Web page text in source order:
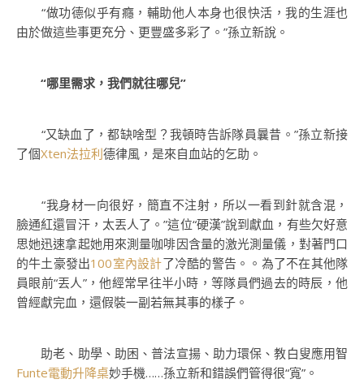
“做功德似乎有癮，輔助他人本身也很快活，我的生涯也
由於做這些事更充分、更豐盛多彩了。”孫立新說。
“哪里需求，我們就往哪兒”
“又缺血了，都缺啥型？我頓時告訴隊員曩昔。”孫立新接
了個Xten法拉利德律風，是來自血站的乞助。
“我身材一向很好，簡直不注射，所以一看到針就含混，
臉通紅還冒汗，太丟人了。”這位“硬漢”說到獻血，有些欠好意
思她迅速拿起她用來測量咖啡因含量的激光測量儀，對著門口
的牛土豪發出100室內設計了冷酷的警告。。為了不在其他隊
員眼前“丟人”，他經常早往半小時，等隊員們過去的時辰，他
曾經獻完血，還假裝一副若無其事的樣子。
助老、助學、助困、普法宣揚、助力環保、教白叟應用智
Funte電動升降桌妙手機……孫立新和錯誤們管得很“寬”。